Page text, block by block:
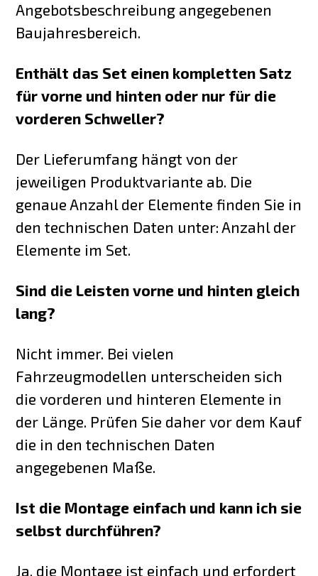
Angebotsbeschreibung angegebenen
Baujahresbereich.
Enthält das Set einen kompletten Satz
für vorne und hinten oder nur für die
vorderen Schweller?
Der Lieferumfang hängt von der
jeweiligen Produktvariante ab. Die
genaue Anzahl der Elemente finden Sie in
den technischen Daten unter: Anzahl der
Elemente im Set.
Sind die Leisten vorne und hinten gleich
lang?
Nicht immer. Bei vielen
Fahrzeugmodellen unterscheiden sich
die vorderen und hinteren Elemente in
der Länge. Prüfen Sie daher vor dem Kauf
die in den technischen Daten
angegebenen Maße.
Ist die Montage einfach und kann ich sie
selbst durchführen?
Ja, die Montage ist einfach und erfordert